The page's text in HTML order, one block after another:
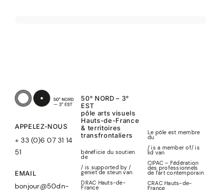
APPELEZ-NOUS
+ 33 (0)6 07 31 14
51
EMAIL
bonjour@50dn-
50° NORD – 3°
EST
pôle arts visuels
Hauts-de-France
& territoires
transfrontaliers
bénéficie du soutien
de
/ is supported by /
geniet de steun van
DRAC Hauts-de-
France
Le pôle est membre
du
/ is a member of/is
lid van
CIPAC – Fédération
des professionnels
de l’art contemporain
CRAC Hauts-de-
France